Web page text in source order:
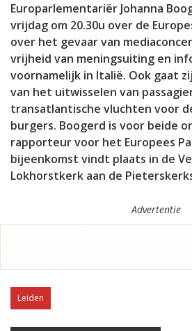
Europarlementariër Johanna
vrijdag om 20.30u over de
over het gevaar van
vrijheid van meningsuiting en
voornamelijk in Italië. Ook gaat
van het uitwisselen van
transatlantische vluchten voor
burgers. Boogerd is voor beide
rapporteur voor het Europees
bijeenkomst vindt plaats in de
Lokhorstkerk aan de
Advertentie
Leiden